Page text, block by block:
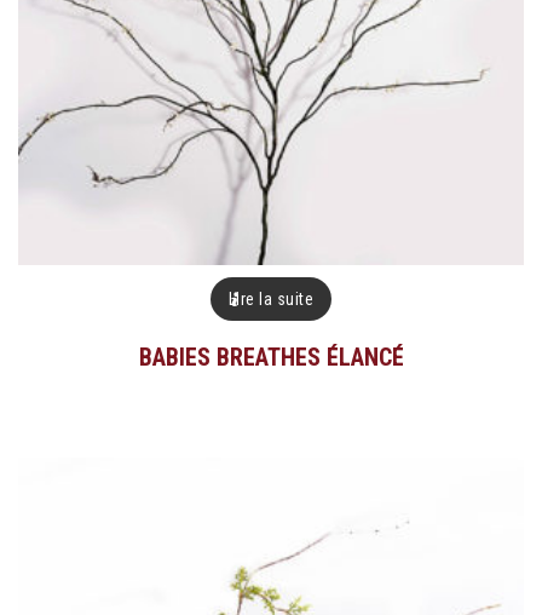
Lire la suite
BABIES BREATHES ÉLANCÉ